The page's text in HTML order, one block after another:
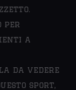
per
a
da vedere
sport,